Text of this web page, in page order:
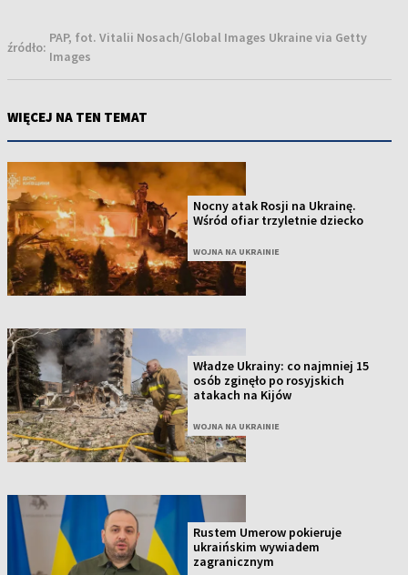
źródło:
PAP, fot. Vitalii Nosach/Global Images Ukraine via Getty
Images
WIĘCEJ NA TEN TEMAT
Nocny atak Rosji na Ukrainę.
Wśród ofiar trzyletnie dziecko
WOJNA NA UKRAINIE
Władze Ukrainy: co najmniej 15
osób zginęło po rosyjskich
atakach na Kijów
WOJNA NA UKRAINIE
Rustem Umerow pokieruje
ukraińskim wywiadem
zagranicznym